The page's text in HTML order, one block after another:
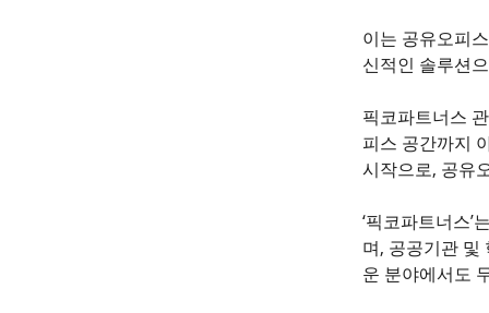
이는 공유오피
신적인 솔루션
픽코파트너스
피스 공간까지
시작으로, 공유
‘픽코파트너스
며, 공공기관 및
운 분야에서도